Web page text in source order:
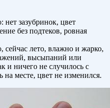
нет зазубринок, цвет
без подтеков, ровная
лето, влажно и жарко,
высыпаний или
и ничего не случилось с
на месте, цвет не изменился.